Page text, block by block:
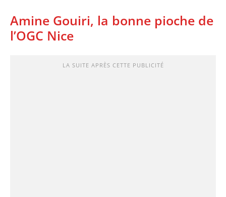
Amine Gouiri, la bonne pioche de
l’OGC Nice
LA SUITE APRÈS CETTE PUBLICITÉ